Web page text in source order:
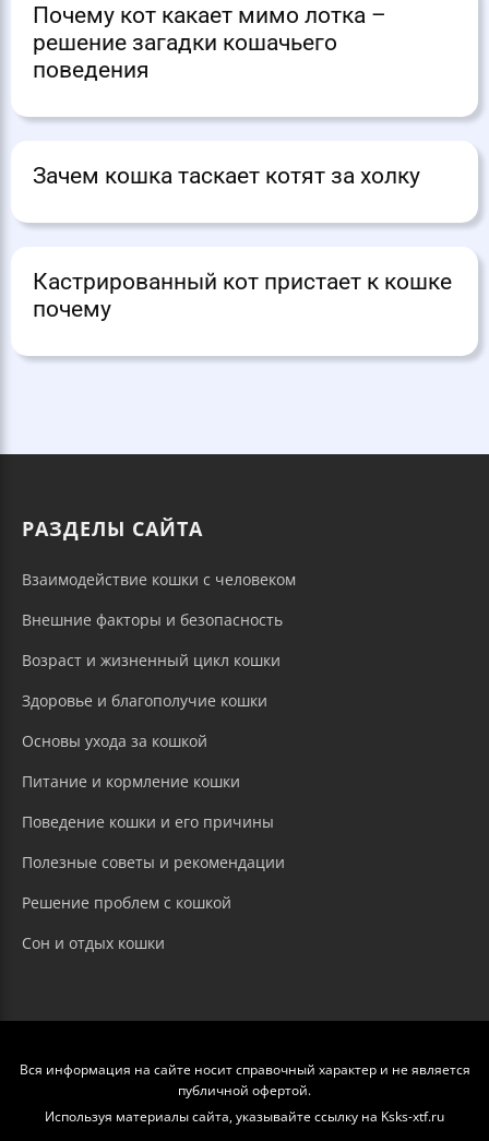
Почему кот какает мимо лотка –
решение загадки кошачьего
поведения
Зачем кошка таскает котят за холку
Кастрированный кот пристает к кошке
почему
РАЗДЕЛЫ САЙТА
Взаимодействие кошки с человеком
Внешние факторы и безопасность
Возраст и жизненный цикл кошки
Здоровье и благополучие кошки
Основы ухода за кошкой
Питание и кормление кошки
Поведение кошки и его причины
Полезные советы и рекомендации
Решение проблем с кошкой
Сон и отдых кошки
Вся информация на сайте носит справочный характер и не является
публичной офертой.
Используя материалы сайта, указывайте ссылку на Ksks-xtf.ru